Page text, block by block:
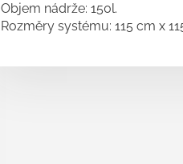
Objem nádrže: 150l.
Rozměry systému: 115 cm x